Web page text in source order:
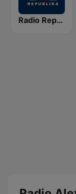
Radio Republika